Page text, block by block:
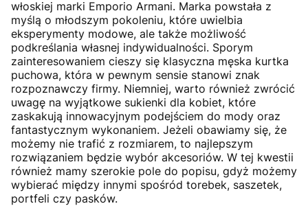
włoskiej marki Emporio Armani. Marka powstała z
myślą o młodszym pokoleniu, które uwielbia
eksperymenty modowe, ale także możliwość
podkreślania własnej indywidualności. Sporym
zainteresowaniem cieszy się klasyczna męska kurtka
puchowa, która w pewnym sensie stanowi znak
rozpoznawczy firmy. Niemniej, warto również zwrócić
uwagę na wyjątkowe sukienki dla kobiet, które
zaskakują innowacyjnym podejściem do mody oraz
fantastycznym wykonaniem. Jeżeli obawiamy się, że
możemy nie trafić z rozmiarem, to najlepszym
rozwiązaniem będzie wybór akcesoriów. W tej kwestii
również mamy szerokie pole do popisu, gdyż możemy
wybierać między innymi spośród torebek, saszetek,
portfeli czy pasków.